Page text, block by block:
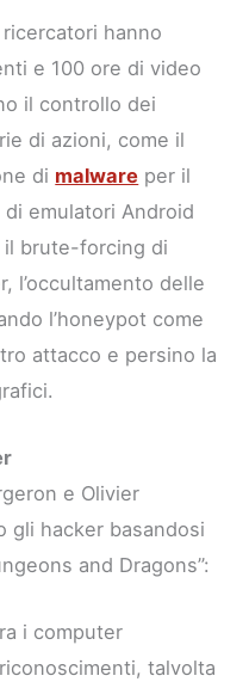
hanno
e 100 ore di video
il controllo dei
di azioni, come il
di malware per il
di emulatori Android
brute-forcing di
l’occultamento delle
l’honeypot come
attacco e persino la
e Olivier
gli hacker basandosi
and Dragons”:
i computer
talvolta